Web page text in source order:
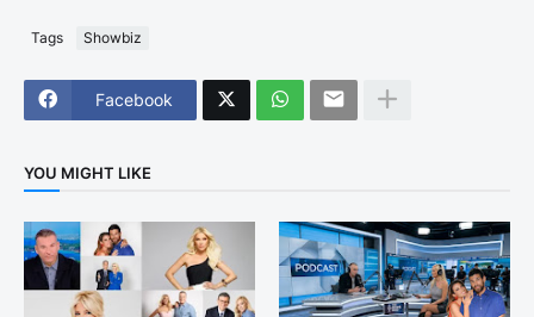
Tags Showbiz
Facebook
YOU MIGHT LIKE